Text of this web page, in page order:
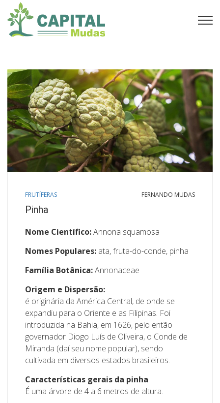
FRUTÍFERAS FERNANDO MUDAS
Pinha
Nome Científico:Annona squamosa
Nomes Populares: ata, fruta-do-conde, pinha
Família Botânica:Annonaceae
Origem e Dispersão:
é originária da América Central, de onde se
expandiu para o Oriente e as Filipinas. Foi
introduzida na Bahia, em 1626, pelo então
governador Diogo Luís de Oliveira, o Conde de
Miranda (daí seu nome popular), sendo
cultivada em diversos estados brasileiros.
Características gerais da pinha
É uma árvore de 4 a 6 metros de altura.